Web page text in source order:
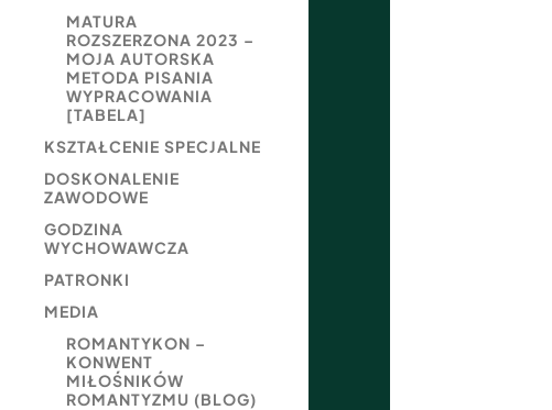
MATURA
ROZSZERZONA 2023 –
MOJA AUTORSKA
METODA PISANIA
WYPRACOWANIA
[TABELA]
KSZTAŁCENIE SPECJALNE
DOSKONALENIE
ZAWODOWE
GODZINA
WYCHOWAWCZA
PATRONKI
MEDIA
ROMANTYKON –
KONWENT
MIŁOŚNIKÓW
ROMANTYZMU (BLOG)